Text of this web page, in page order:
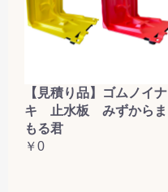
【見積り品】ゴムノイナ
キ 止水板 みずからま
もる君
￥0